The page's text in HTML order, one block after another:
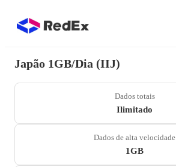
Japão 1GB/Dia (IIJ)
Dados totais
Ilimitado
Dados de alta velocidade
1GB